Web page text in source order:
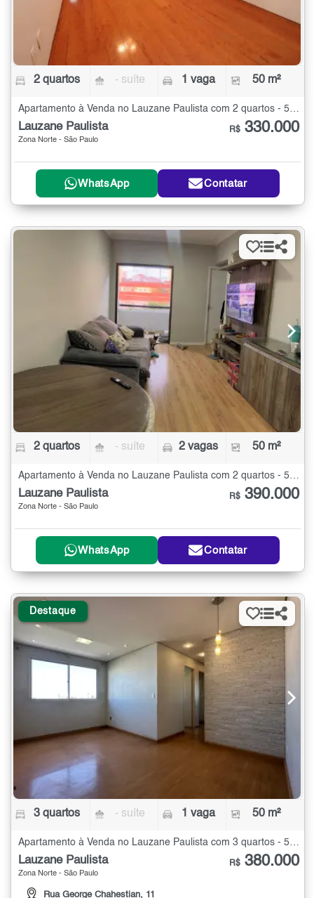
2 quartos - suíte 1 vaga 50 m²
Apartamento à Venda no Lauzane Paulista com 2 quartos - 50 m²
Lauzane Paulista
Zona Norte - São Paulo
R$ 330.000
WhatsApp Contatar
2 quartos - suíte 2 vagas 50 m²
Apartamento à Venda no Lauzane Paulista com 2 quartos - 50 m²
Lauzane Paulista
Zona Norte - São Paulo
R$ 390.000
WhatsApp Contatar
Destaque
3 quartos - suíte 1 vaga 50 m²
Apartamento à Venda no Lauzane Paulista com 3 quartos - 50 m²
Lauzane Paulista
Zona Norte - São Paulo
Rua George Chahestian, 11
R$ 380.000